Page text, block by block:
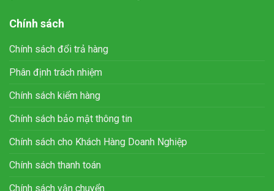
Chính sách
Chính sách đổi trả hàng
Phân định trách nhiệm
Chính sách kiểm hàng
Chính sách bảo mật thông tin
Chính sách cho Khách Hàng Doanh Nghiệp
Chính sách thanh toán
Chính sách vận chuyển